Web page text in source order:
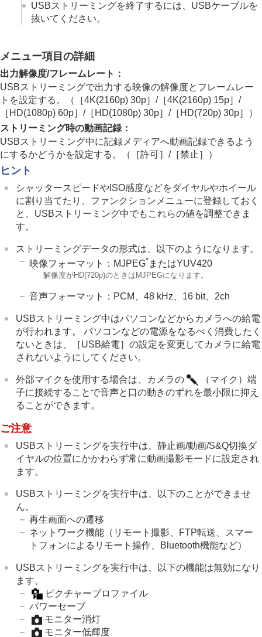
カメラをカスタマイズする
再生する
パソコンでできること
クラウドサービスを利用する
資料
故障かな？と思ったら
USBストリーミングを終了するには、USBケーブルを
抜いてください。
メニュー項目の詳細
出力解像度/フレームレート ：
USBストリーミングで出力する映像の解像度とフレームレー
トを設定する。（
［4K(2160p) 30p］ /［4K(2160p) 15p］ /
［HD(1080p) 60p］ /［HD(1080p) 30p］ /［HD(720p) 30p］
）
ストリーミング時の動画記録 ：
USBストリーミング中に記録メディアへ動画記録できるよう
にするかどうかを設定する。（
［許可］ /［禁止］ ）
ヒント
シャッタースピードやISO感度などをダイヤルやホイール
に割り当てたり、ファンクションメニューに登録しておく
と、USBストリーミング中でもこれらの値を調整できま
す。
ストリーミングデータの形式は、以下のようになります。
映像フォーマット：MJPEG* またはYUV420
*解像度がHD(720p)のときはMJPEGになります。
音声フォーマット：PCM、48 kHz、16 bit、2ch
USBストリーミング中はパソコンなどからカメラへの給電
が行われます。 パソコンなどの電源をなるべく消費したく
ないときは、
［USB給電］の設定を変更してカメラに給電
されないようにしてください。
外部マイクを使用する場合は、カメラの
（マイク）端
子に接続することで音声と口の動きのずれを最小限に抑え
ることができます。
ご注意
USBストリーミングを実行中は、静止画/動画/S&Q切換ダ
イヤルの位置にかかわらず常に動画撮影モードに設定され
ます。
USBストリーミングを実行中は、以下のことができませ
ん。
再生画面への遷移
ネットワーク機能（リモート撮影、FTP転送、スマー
トフォンによるリモート操作、Bluetooth機能など）
USBストリーミングを実行中は、以下の機能は無効になり
ます。
ピクチャープロファイル
パワーセーブ
モニター消灯
モニター低輝度